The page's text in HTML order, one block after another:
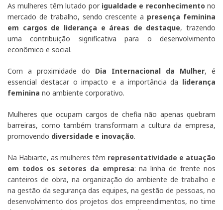
As mulheres têm lutado por igualdade e reconhecimento no
mercado de trabalho, sendo crescente a presença feminina
em cargos de liderança e áreas de destaque, trazendo
uma contribuição significativa para o desenvolvimento
econômico e social.
Com a proximidade do Dia Internacional da Mulher, é
essencial destacar o impacto e a importância da liderança
feminina no ambiente corporativo.
Mulheres que ocupam cargos de chefia não apenas quebram
barreiras, como também transformam a cultura da empresa,
promovendo diversidade e inovação.
Na Habiarte, as mulheres têm representatividade e atuação
em todos os setores da empresa: na linha de frente nos
canteiros de obra, na organização do ambiente de trabalho e
na gestão da segurança das equipes, na gestão de pessoas, no
desenvolvimento dos projetos dos empreendimentos, no time